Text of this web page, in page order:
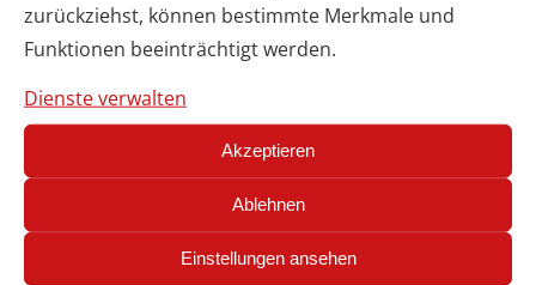
zurückziehst, können bestimmte Merkmale und
Funktionen beeinträchtigt werden.
Dienste verwalten
Akzeptieren
Ablehnen
Einstellungen ansehen